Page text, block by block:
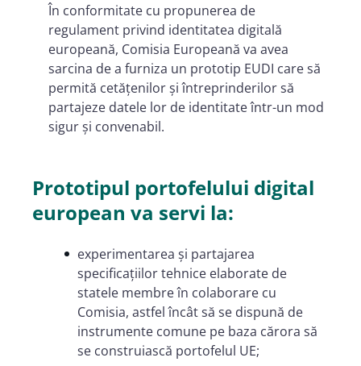
În conformitate cu propunerea de
regulament privind identitatea digitală
europeană, Comisia Europeană va avea
sarcina de a furniza un prototip EUDI care să
permită cetățenilor și întreprinderilor să
partajeze datele lor de identitate într-un mod
sigur și convenabil.
Prototipul portofelului digital
european va servi la:
experimentarea și partajarea
specificațiilor tehnice elaborate de
statele membre în colaborare cu
Comisia, astfel încât să se dispună de
instrumente comune pe baza cărora să
se construiască portofelul UE;